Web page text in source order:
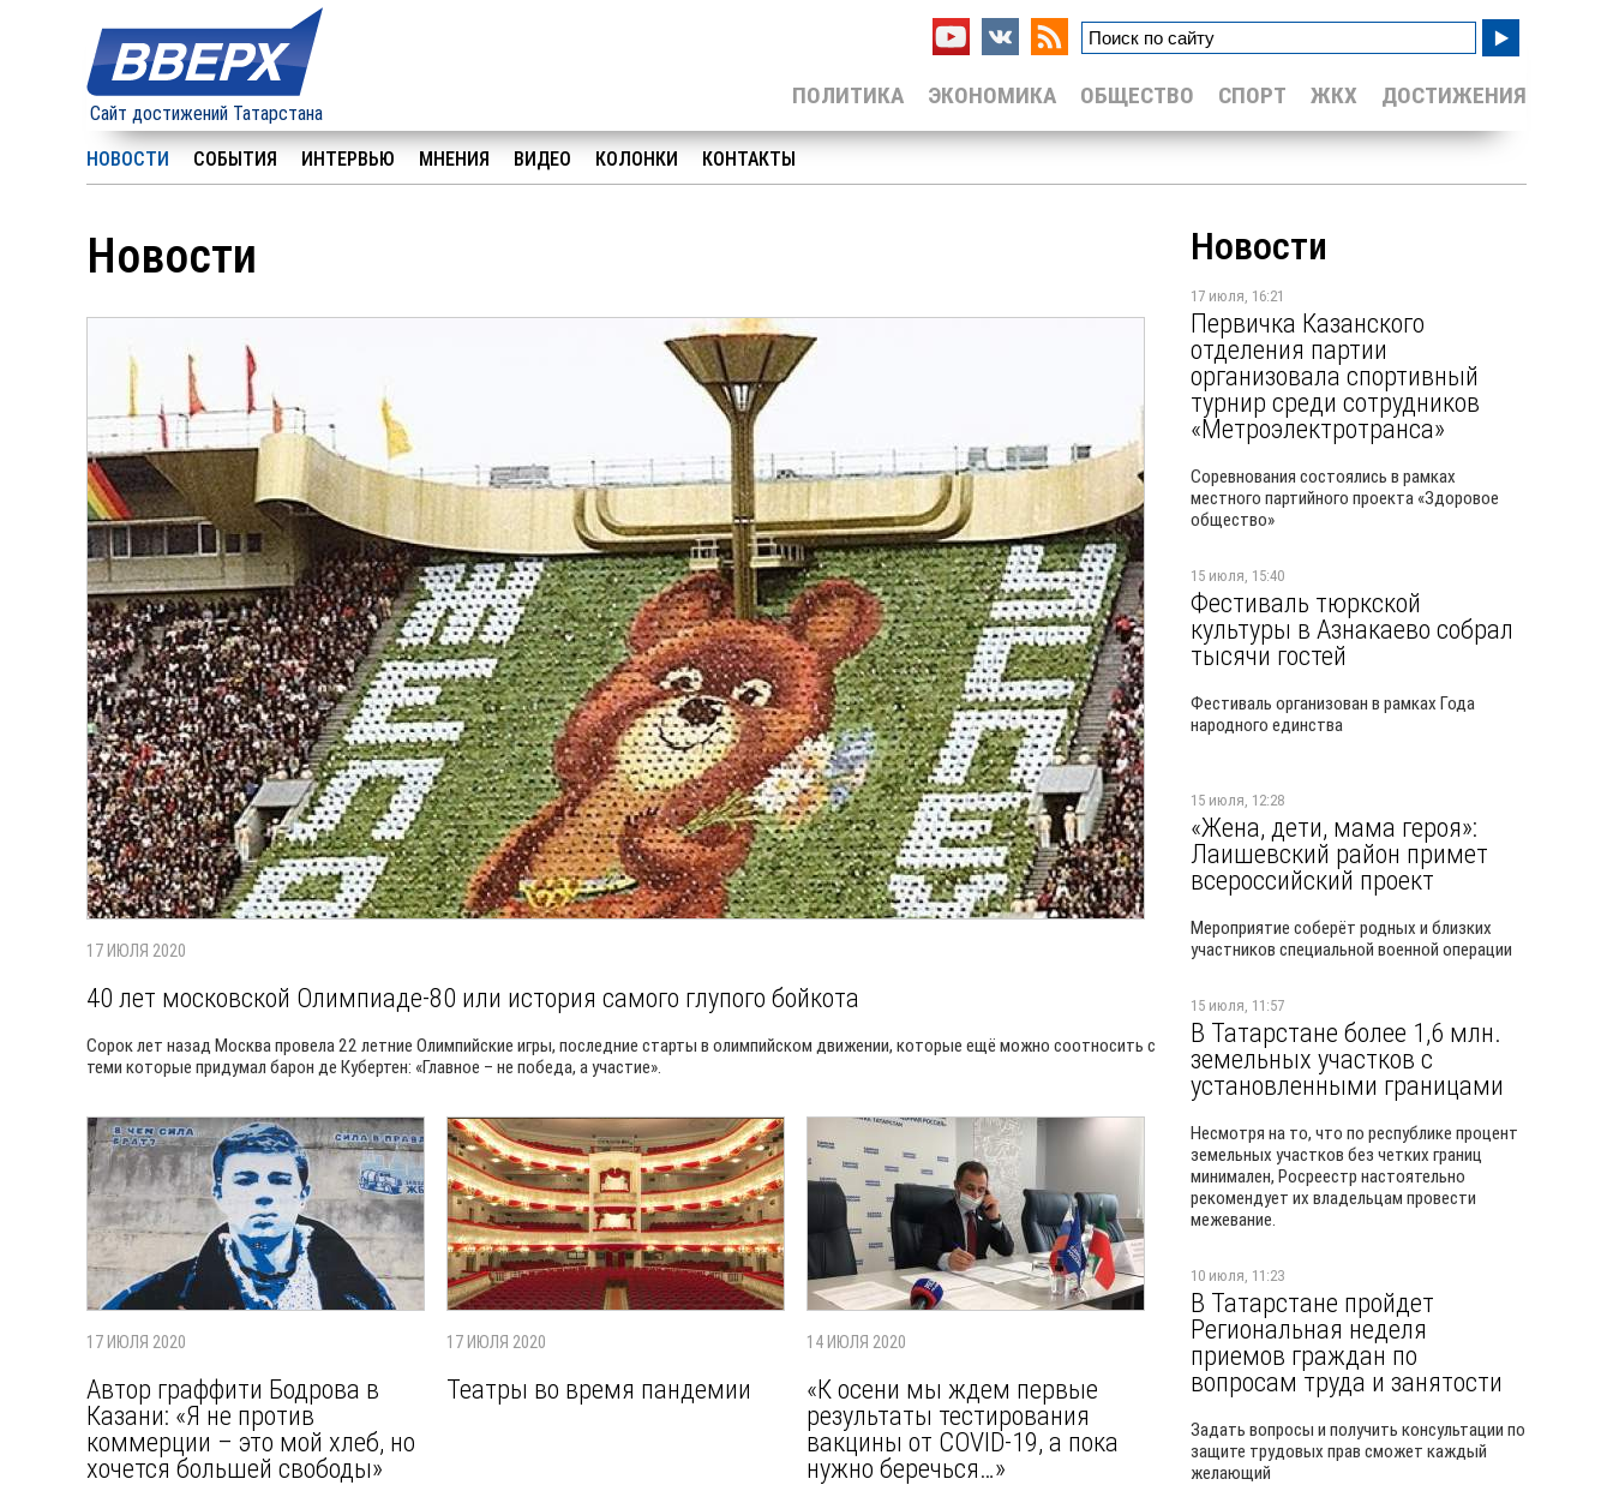
Сайт достижений Татарстана
ДОСТИЖЕНИЯ
ЖКХ
СПОРТ
ОБЩЕСТВО
ЭКОНОМИКА
ПОЛИТИКА
НОВОСТИ СОБЫТИЯ ИНТЕРВЬЮ МНЕНИЯ ВИДЕО КОЛОНКИ КОНТАКТЫ
Новости
17 ИЮЛЯ 2020
40 лет московской Олимпиаде-80 или история самого глупого бойкота
Сорок лет назад Москва провела 22 летние Олимпийские игры, последние старты в олимпийском движении, которые ещё можно соотносить с
теми которые придумал барон де Кубертен: «Главное – не победа, а участие».
17 ИЮЛЯ 2020
Автор граффити Бодрова в
Казани: «Я не против
коммерции – это мой хлеб, но
хочется большей свободы»
17 ИЮЛЯ 2020
Театры во время пандемии
14 ИЮЛЯ 2020
«К осени мы ждем первые
результаты тестирования
вакцины от COVID-19, а пока
нужно беречься…»
Новости
17 июля, 16:21
Первичка Казанского
отделения партии
организовала спортивный
турнир среди сотрудников
«Метроэлектротранса»
Соревнования состоялись в рамках
местного партийного проекта «Здоровое
общество»
15 июля, 15:40
Фестиваль тюркской
культуры в Азнакаево собрал
тысячи гостей
Фестиваль организован в рамках Года
народного единства
15 июля, 12:28
«Жена, дети, мама героя»:
Лаишевский район примет
всероссийский проект
Мероприятие соберёт родных и близких
участников специальной военной операции
15 июля, 11:57
В Татарстане более 1,6 млн.
земельных участков с
установленными границами
Несмотря на то, что по республике процент
земельных участков без четких границ
минимален, Росреестр настоятельно
рекомендует их владельцам провести
межевание.
10 июля, 11:23
В Татарстане пройдет
Региональная неделя
приемов граждан по
вопросам труда и занятости
Задать вопросы и получить консультации по
защите трудовых прав сможет каждый
желающий